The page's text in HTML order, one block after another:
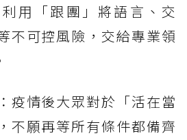
用「跟團」將語言、交
不可控風險，交給專業領
疫情後大眾對於「活在當
不願再等所有條件都備齊